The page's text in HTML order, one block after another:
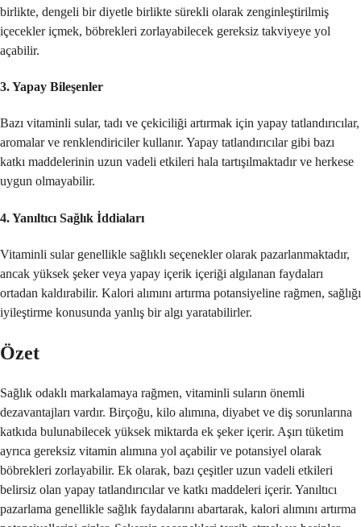
birlikte, dengeli bir diyetle birlikte sürekli olarak zenginleştirilmiş
içecekler içmek, böbrekleri zorlayabilecek gereksiz takviyeye yol
açabilir.
3.Yapay Bileşenler
Bazı vitaminli sular, tadı ve çekiciliği artırmak için yapay tatlandırıcılar,
aromalar ve renklendiriciler kullanır. Yapay tatlandırıcılar gibi bazı
katkı maddelerinin uzun vadeli etkileri hala tartışılmaktadır ve herkese
uygun olmayabilir.
4.Yanıltıcı Sağlık İddiaları
Vitaminli sular genellikle sağlıklı seçenekler olarak pazarlanmaktadır,
ancak yüksek şeker veya yapay içerik içeriği algılanan faydaları
ortadan kaldırabilir. Kalori alımını artırma potansiyeline rağmen, sağlığı
iyileştirme konusunda yanlış bir algı yaratabilirler.
Özet
Sağlık odaklı markalamaya rağmen, vitaminli suların önemli
dezavantajları vardır. Birçoğu, kilo alımına, diyabet ve diş sorunlarına
katkıda bulunabilecek yüksek miktarda ek şeker içerir. Aşırı tüketim
ayrıca gereksiz vitamin alımına yol açabilir ve potansiyel olarak
böbrekleri zorlayabilir. Ek olarak, bazı çeşitler uzun vadeli etkileri
belirsiz olan yapay tatlandırıcılar ve katkı maddeleri içerir. Yanıltıcı
pazarlama genellikle sağlık faydalarını abartarak, kalori alımını artırma